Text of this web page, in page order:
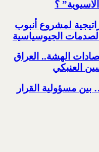
؟‏
لمشروع أنبوب
الجيوسياسية
الهشة.. العراق
العنبكي
مسؤولية القرار